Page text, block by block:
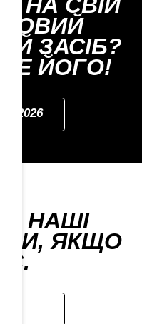
ЗАСІБ?
ЙОГО!
2026
НАШІ
ЯКЩО
Є.